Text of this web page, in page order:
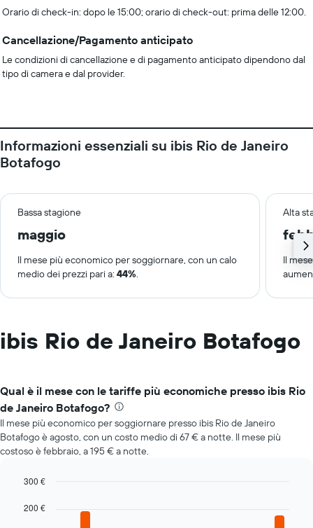
Orario di check-in: dopo le 15:00; orario di check-out: prima delle 12:00.
Cancellazione/Pagamento anticipato
Le condizioni di cancellazione e di pagamento anticipato dipendono dal
tipo di camera e dal provider.
Informazioni essenziali su ibis Rio de Janeiro
Botafogo
Bassa stagione Alta
maggio
Il mese più economico per soggiornare, con un calo
medio dei prezzi pari a: 44%.
Il
ibis Rio de Janeiro Botafogo
Qual è il mese con le tariffe più economiche presso ibis Rio
de Janeiro Botafogo?
Il mese più economico per soggiornare presso ibis Rio de Janeiro
Botafogo è agosto, con un costo medio di 67 € a notte. Il mese più
costoso è febbraio, a 195 € a notte.
chart
graphic.
200 €
300 €